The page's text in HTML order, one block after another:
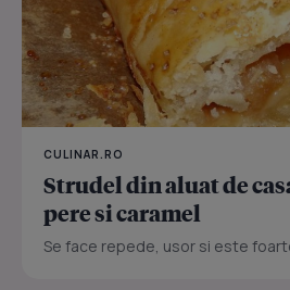
CULINAR.RO
Strudel din aluat de
pere si caramel
Se face repede, usor si este